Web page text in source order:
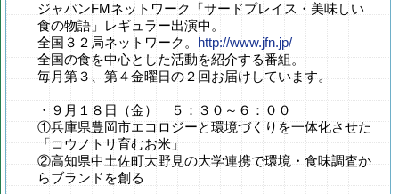
ジャパンFMネットワーク「サードプレイス・美味しい
食の物語」レギュラー出演中。
全国３２局ネットワーク。 http://www.jfn.jp/
全国の食を中心とした活動を紹介する番組。
毎月第３、第４金曜日の２回お届けしています。
・９月１８日（金） ５：３０～６：００
①兵庫県豊岡市エコロジーと環境づくりを一体化させた
「コウノトリ育むお米」
②高知県中土佐町大野見の大学連携で環境・食味調査か
らブランドを創る